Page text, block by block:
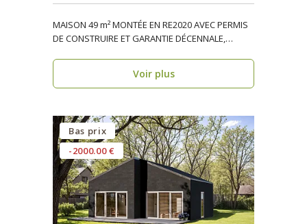
MAISON 49 m² MONTÉE EN RE2020 AVEC PERMIS
DE CONSTRUIRE ET GARANTIE DÉCENNALE,
Voir plus
Bas prix
-2000.00 €